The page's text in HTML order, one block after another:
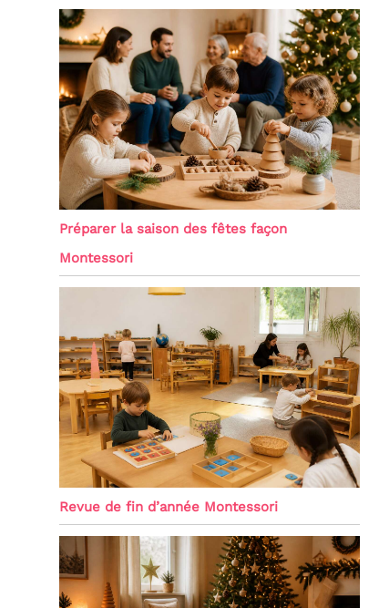
Préparer la saison des fêtes façon
Montessori
Revue de fin d’année Montessori